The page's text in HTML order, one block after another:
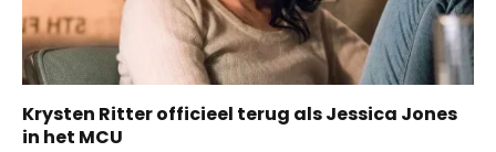
Krysten Ritter officieel terug als Jessica Jones
in het MCU